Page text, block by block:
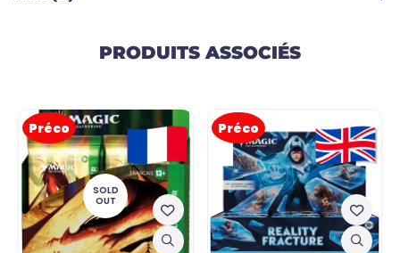
PRODUITS ASSOCIÉS
Préco
SOLD
OUT
Préco